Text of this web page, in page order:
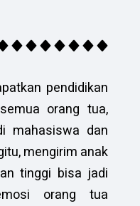
pendidikan
orang tua,
mahasiswa dan
mengirim anak
tinggi bisa jadi
orang tua